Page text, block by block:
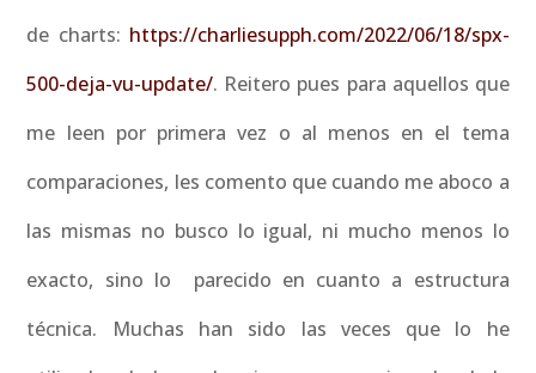
de charts: https://charliesupph.com/2022/06/18/spx-
500-deja-vu-update/. Reitero pues para aquellos que
me leen por primera vez o al menos en el tema
comparaciones, les comento que cuando me aboco a
las mismas no busco lo igual, ni mucho menos lo
exacto, sino lo parecido en cuanto a estructura
técnica. Muchas han sido las veces que lo he